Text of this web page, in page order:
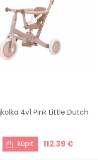
4v1 Pink Little Dutch
112.39 €